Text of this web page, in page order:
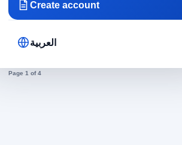
Create account
العربية
Search results
Chefs in Emirates jobs today
Page 1 of 4